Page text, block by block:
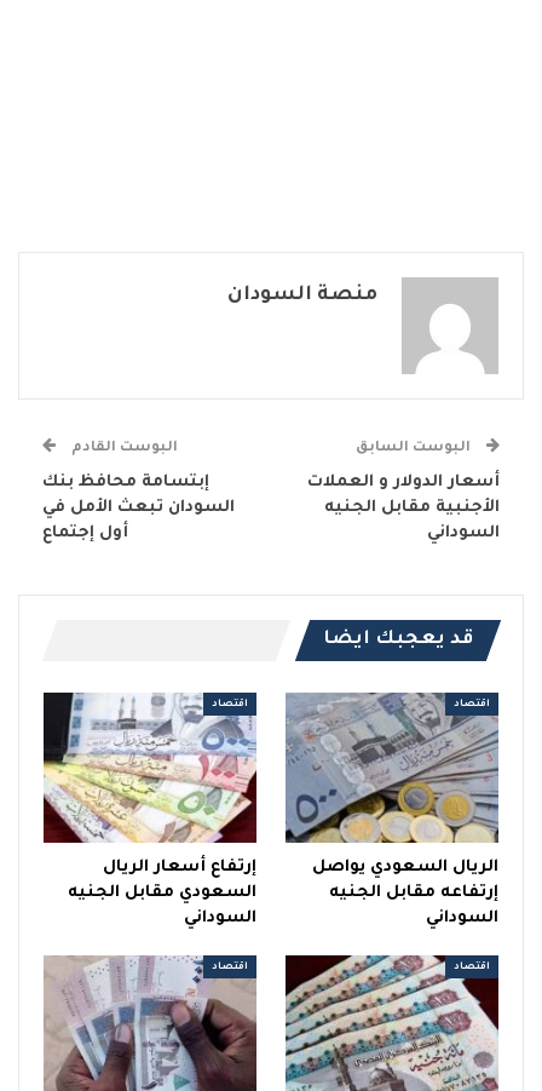
منصة السودان
البوست السابق
أسعار الدولار و العملات
الأجنبية مقابل الجنيه
السوداني
البوست القادم
إبتسامة محافظ بنك
السودان تبعث الأمل في
أول إجتماع
قد يعجبك ايضا
اقتصاد
الريال السعودي يواصل
إرتفاعه مقابل الجنيه
السوداني
اقتصاد
إرتفاع أسعار الريال
السعودي مقابل الجنيه
السوداني
اقتصاد اقتصاد